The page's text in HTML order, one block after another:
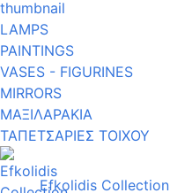
LAMPS
PAINTINGS
VASES - FIGURINES
MIRRORS
ΜΑΞΙΛΑΡΑΚΙΑ
ΤΑΠΕΤΣΑΡΙΕΣ ΤΟΙΧΟΥ
Efkolidis Collection